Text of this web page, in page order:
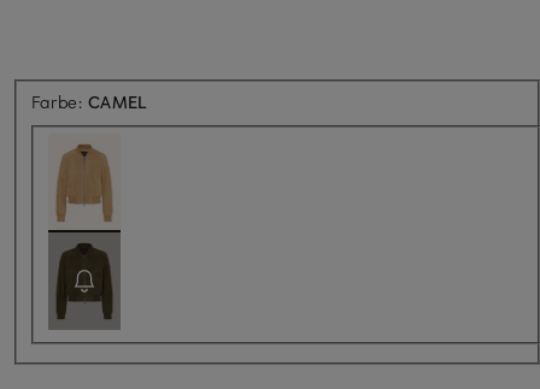
Farbe:CAMEL